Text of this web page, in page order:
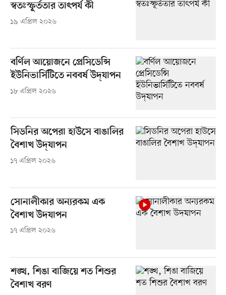
স্বতঃস্ফূর্ততার তাৎপর্য কী
১৯ এপ্রিল ২০২৬
বর্ণিল আয়োজনে প্রেসিডেন্সি
ইউনিভার্সিটিতে নববর্ষ উদ্‌যাপন
১৮ এপ্রিল ২০২৬
সিডনির অপেরা হাউসে বাঙালির
বৈশাখ উদ্‌যাপন
১৭ এপ্রিল ২০২৬
সোনালীকার অন্যরকম এক
বৈশাখ উদযাপন
১৭ এপ্রিল ২০২৬
শঙ্খ, শিঙা বাজিয়ে শত শিশুর
বৈশাখ বরণ